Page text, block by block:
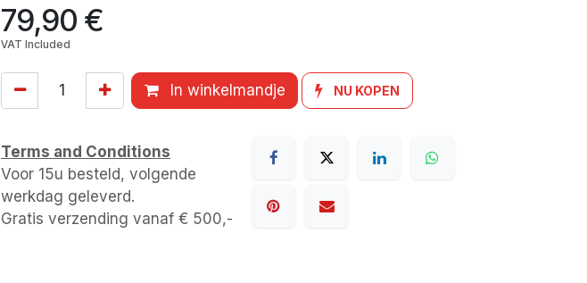
79,90 €
VAT Included
In winkelmandje NU KOPEN
Terms and Conditions
Voor 15u besteld, volgende
werkdag geleverd.
Gratis verzending vanaf € 500,-